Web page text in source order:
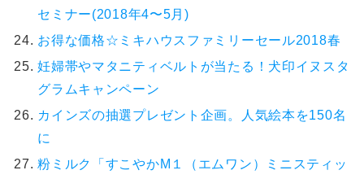
セミナー(2018年4〜5月)
お得な価格☆ミキハウスファミリーセール2018春
妊婦帯やマタニティベルトが当たる！犬印イヌスタ
グラムキャンペーン
カインズの抽選プレゼント企画。人気絵本を150名
に
粉ミルク「すこやかM１（エムワン）ミニスティッ